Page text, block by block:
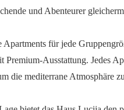
und Abenteurer
für jede
Ausstattung. Jedes
die mediterrane Atmosphäre